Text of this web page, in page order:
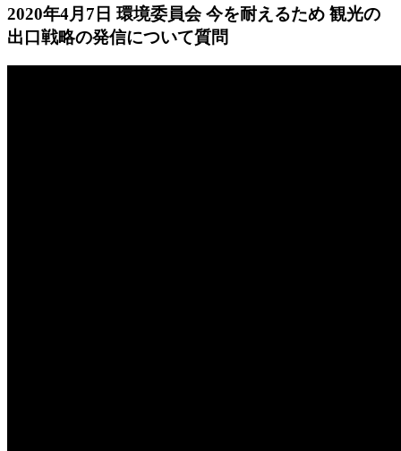
2020年4月7日 環境委員会 今を耐えるため 観光の
出口戦略の発信について質問